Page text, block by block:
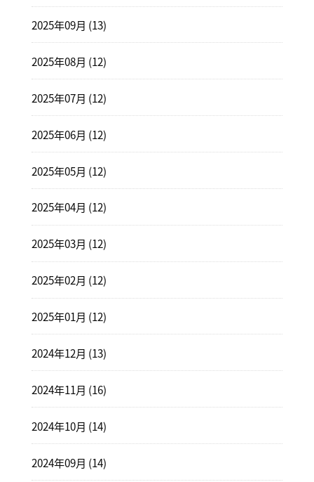
2025年09月 (13)
2025年08月 (12)
2025年07月 (12)
2025年06月 (12)
2025年05月 (12)
2025年04月 (12)
2025年03月 (12)
2025年02月 (12)
2025年01月 (12)
2024年12月 (13)
2024年11月 (16)
2024年10月 (14)
2024年09月 (14)